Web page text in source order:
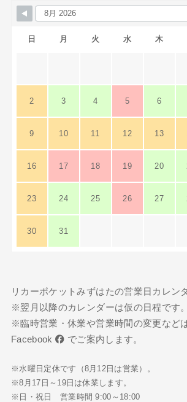
日 月 火 水 木
2 3 4 5 6
9 10 11 12 13
16 17 18 19 20
23 24 25 26 27
30 31
リカーポケットみずはたの営業日カレン
※翌月以降のカレンダーは仮の日程です。
※臨時営業・休業や営業時間の変更など
Facebook
でご案内します。
※水曜日定休です（8月12日は営業）。
※8月17日～19日は休業します。
※日・祝日 営業時間 9:00～18:00